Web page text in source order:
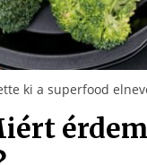
ki a superfood